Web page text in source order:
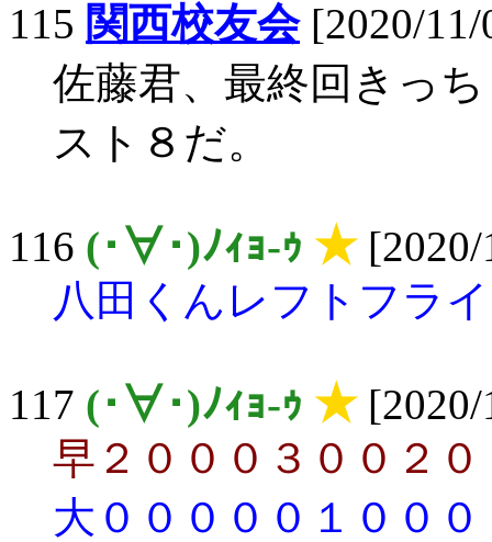
115 関西校友会[2020/11/
佐藤君、最終回きっ
スト８だ。
116 (･∀･)ﾉｨｮ-ｩ ★[2020/
八田くんレフトフラ
117 (･∀･)ﾉｨｮ-ｩ ★[2020/
早２０００３００２０
大０００００１０００